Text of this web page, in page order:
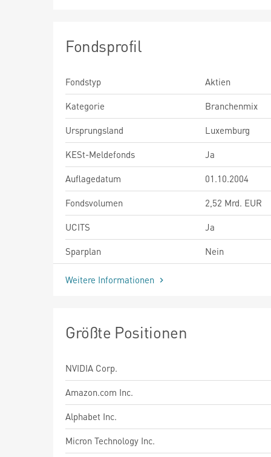
Fondsprofil
Fondstyp
Aktien
Kategorie
Branchenmix
Ursprungsland
Luxemburg
KESt-Meldefonds
Ja
Auflagedatum
01.10.2004
Fondsvolumen
2,52 Mrd. EUR
UCITS
Ja
Sparplan
Nein
Weitere Informationen
Größte Positionen
NVIDIA Corp.
Amazon.com Inc.
Alphabet Inc.
Micron Technology Inc.